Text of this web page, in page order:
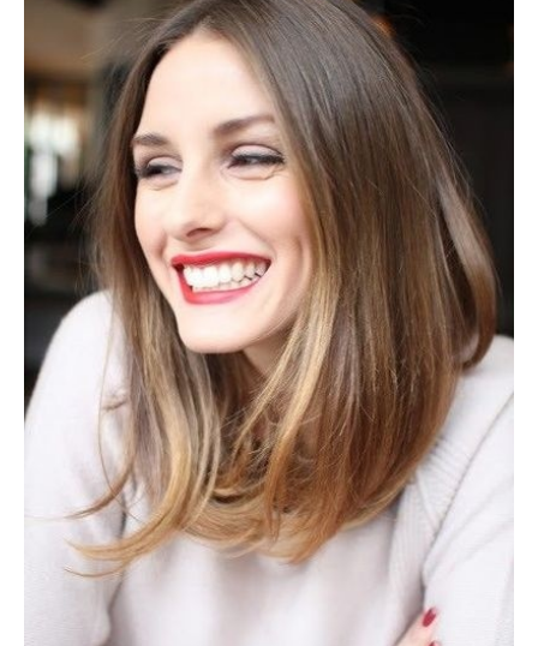
こちらは珍しく前髪を8：2分けにしたダウンスタイルです。
髪の毛を多くとったパートは少し立ち上げてボリューム感を
持たせ、コンサバなイメージに。
大きめにカールさせた毛先も相まって、とてもゴージャスな
雰囲気になっています。
＜ボブ編＞